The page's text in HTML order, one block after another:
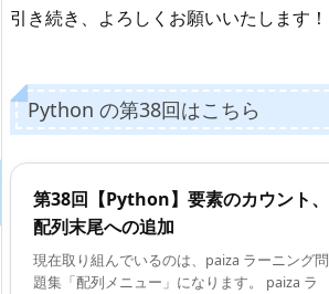
引き続き、よろしくお願いいたします！
Python の第38回はこちら
第38回【Python】要素のカウント、
配列末尾への追加
現在取り組んでいるのは、paiza ラーニング問
題集「配列メニュー」になります。 paiza ラ